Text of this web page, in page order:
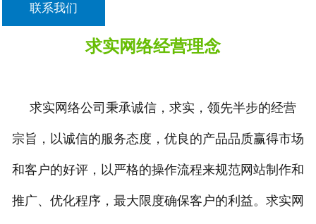
联系我们
求实网络经营理念
求实网络公司秉承诚信，求实，领先半步的经营
宗旨，以诚信的服务态度，优良的产品品质赢得市场
和客户的好评，以严格的操作流程来规范网站制作和
推广、优化程序，最大限度确保客户的利益。求实网